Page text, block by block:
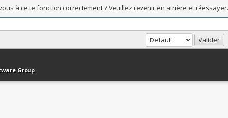
à cette fonction correctement ? Veuillez revenir en arrière et réessayer.
Version bas-débit (Archivé) Syndication RSS
Group.